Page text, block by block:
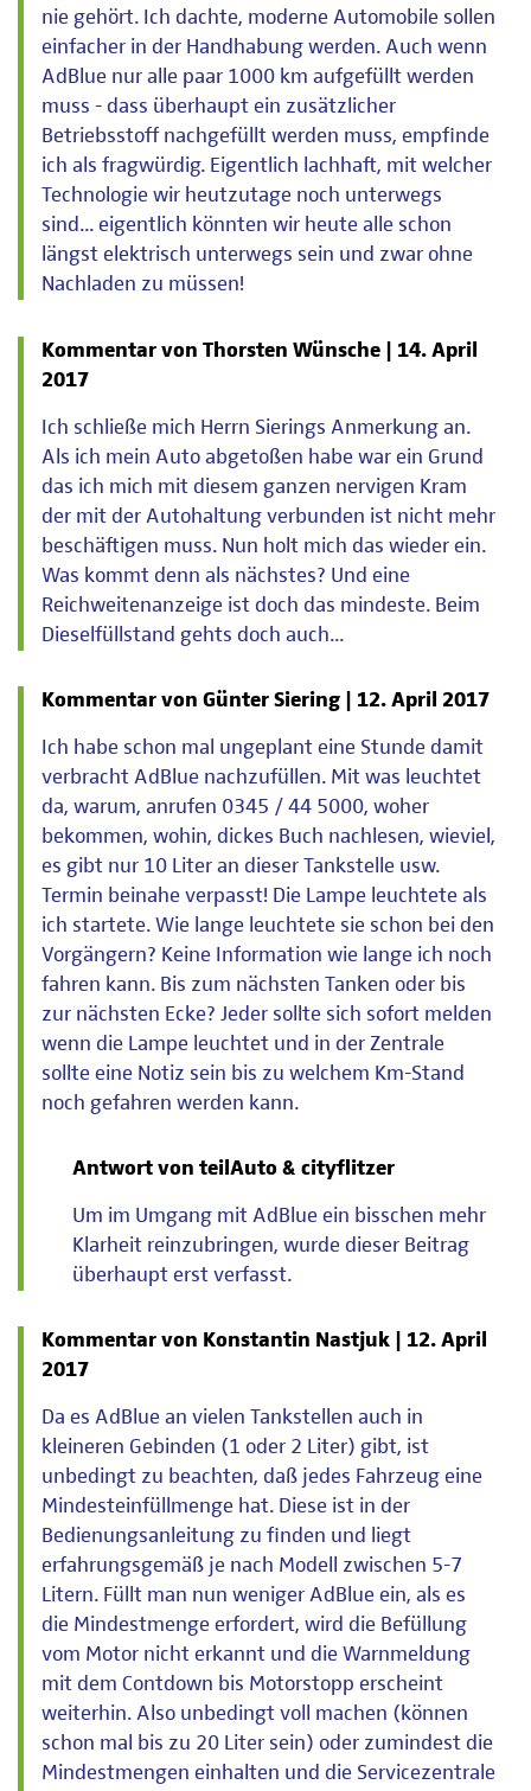
nie gehört. Ich dachte, moderne Automobile sollen
einfacher in der Handhabung werden. Auch wenn
AdBlue nur alle paar 1000 km aufgefüllt werden
muss - dass überhaupt ein zusätzlicher
Betriebsstoff nachgefüllt werden muss, empfinde
ich als fragwürdig. Eigentlich lachhaft, mit welcher
Technologie wir heutzutage noch unterwegs
sind... eigentlich könnten wir heute alle schon
längst elektrisch unterwegs sein und zwar ohne
Nachladen zu müssen!
Kommentar von Thorsten Wünsche | 14. April
2017
Ich schließe mich Herrn Sierings Anmerkung an.
Als ich mein Auto abgetoßen habe war ein Grund
das ich mich mit diesem ganzen nervigen Kram
der mit der Autohaltung verbunden ist nicht mehr
beschäftigen muss. Nun holt mich das wieder ein.
Was kommt denn als nächstes? Und eine
Reichweitenanzeige ist doch das mindeste. Beim
Dieselfüllstand gehts doch auch...
Kommentar von Günter Siering | 12. April 2017
Ich habe schon mal ungeplant eine Stunde damit
verbracht AdBlue nachzufüllen. Mit was leuchtet
da, warum, anrufen 0345 / 44 5000, woher
bekommen, wohin, dickes Buch nachlesen, wieviel,
es gibt nur 10 Liter an dieser Tankstelle usw.
Termin beinahe verpasst! Die Lampe leuchtete als
ich startete. Wie lange leuchtete sie schon bei den
Vorgängern? Keine Information wie lange ich noch
fahren kann. Bis zum nächsten Tanken oder bis
zur nächsten Ecke? Jeder sollte sich sofort melden
wenn die Lampe leuchtet und in der Zentrale
sollte eine Notiz sein bis zu welchem Km-Stand
noch gefahren werden kann.
Antwort von teilAuto & cityflitzer
Um im Umgang mit AdBlue ein bisschen mehr
Klarheit reinzubringen, wurde dieser Beitrag
überhaupt erst verfasst.
Kommentar von Konstantin Nastjuk | 12. April
2017
Da es AdBlue an vielen Tankstellen auch in
kleineren Gebinden (1 oder 2 Liter) gibt, ist
unbedingt zu beachten, daß jedes Fahrzeug eine
Mindesteinfüllmenge hat. Diese ist in der
Bedienungsanleitung zu finden und liegt
erfahrungsgemäß je nach Modell zwischen 5-7
Litern. Füllt man nun weniger AdBlue ein, als es
die Mindestmenge erfordert, wird die Befüllung
vom Motor nicht erkannt und die Warnmeldung
mit dem Contdown bis Motorstopp erscheint
weiterhin. Also unbedingt voll machen (können
schon mal bis zu 20 Liter sein) oder zumindest die
Mindestmengen einhalten und die Servicezentrale